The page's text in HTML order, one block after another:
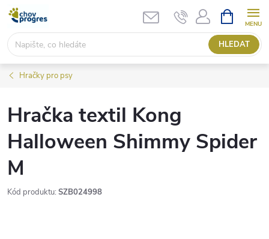
Přejít
obsah
HLEDAT
NÁKUPNÍ
KOŠÍK
Hračky pro psy
Hračka textil Kong
Halloween Shimmy Spider
M
Kód produktu: SZB024998